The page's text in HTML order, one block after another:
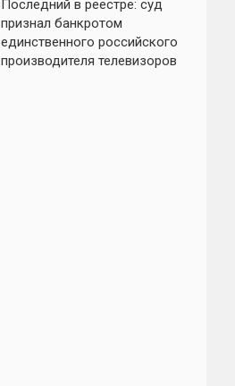
Последний в реестре: суд
признал банкротом
единственного российского
производителя телевизоров